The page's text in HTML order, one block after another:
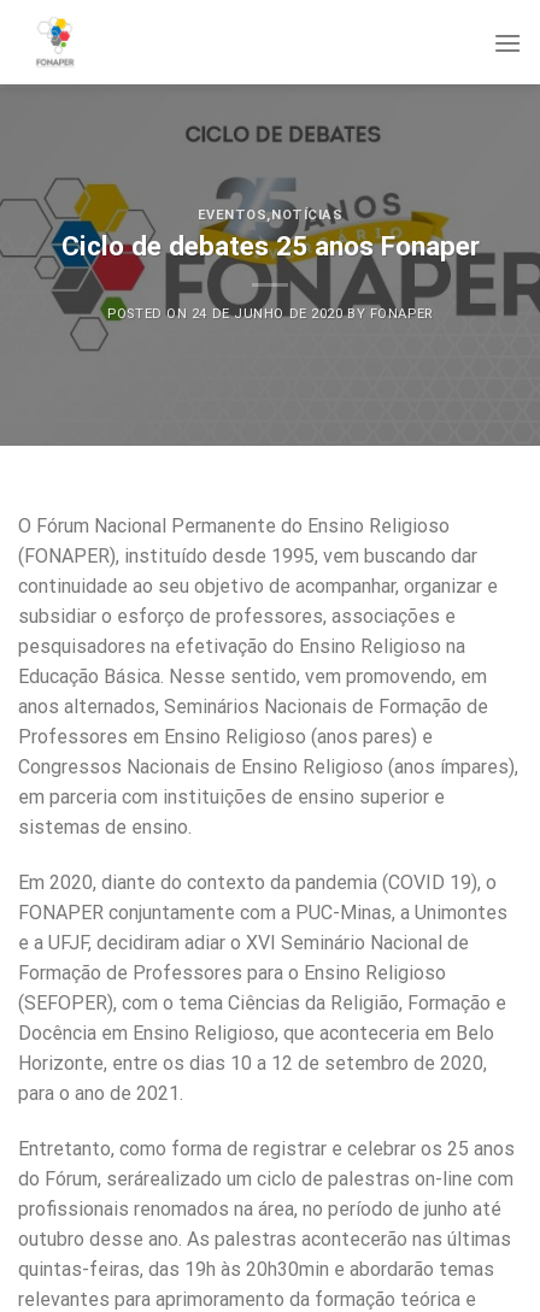
content
EVENTOS,NOTÍCIAS
Ciclo de debates 25 anos Fonaper
POSTED ON 24 DE JUNHO DE 2020BY FONAPER
O Fórum Nacional Permanente do Ensino Religioso
(FONAPER), instituído desde 1995, vem buscando dar
continuidade ao seu objetivo de acompanhar, organizar e
subsidiar o esforço de professores, associações e
pesquisadores na efetivação do Ensino Religioso na
Educação Básica. Nesse sentido, vem promovendo, em
anos alternados, Seminários Nacionais de Formação de
Professores em Ensino Religioso (anos pares) e
Congressos Nacionais de Ensino Religioso (anos ímpares),
em parceria com instituições de ensino superior e
sistemas de ensino.
Em 2020, diante do contexto da pandemia (COVID 19), o
FONAPER conjuntamente com a PUC-Minas, a Unimontes
e a UFJF, decidiram adiar o XVI Seminário Nacional de
Formação de Professores para o Ensino Religioso
(SEFOPER), com o tema Ciências da Religião, Formação e
Docência em Ensino Religioso, que aconteceria em Belo
Horizonte, entre os dias 10 a 12 de setembro de 2020,
para o ano de 2021.
Entretanto, como forma de registrar e celebrar os 25 anos
do Fórum, serárealizado um ciclo de palestras on-line com
profissionais renomados na área, no período de junho até
outubro desse ano. As palestras acontecerão nas últimas
quintas-feiras, das 19h às 20h30min e abordarão temas
relevantes para aprimoramento da formação teórica e